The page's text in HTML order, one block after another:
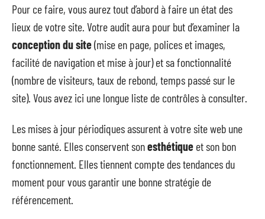
Pour ce faire, vous aurez tout d’abord à faire un état des
lieux de votre site. Votre audit aura pour but d’examiner la
conception du site(mise en page, polices et images,
facilité de navigation et mise à jour) et sa fonctionnalité
(nombre de visiteurs, taux de rebond, temps passé sur le
site). Vous avez ici une longue liste de contrôles à consulter.
Les mises à jour périodiques assurent à votre site web une
bonne santé. Elles conservent sonesthétique et son bon
fonctionnement. Elles tiennent compte des tendances du
moment pour vous garantir une bonne stratégie de
référencement.